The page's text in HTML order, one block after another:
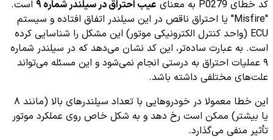
کد خطای P0279 به معنای عیب احتراق در سیلندر شماره ۹
است.
"Misfire" یا احتراق ناقص در این سیلندر اتفاق افتاده و سیستم
ECU (واحد کنترل الکترونیکی موتور) این مشکل را شناسایی کرده
است. به عبارت ساده‌تر، این کد نشان می‌دهد که در سیلندر شماره
۹ عملیات احتراق به درستی انجام نمی‌شود و این مسئله می‌تواند
علت‌های مختلفی داشته باشد.
این خطا معمولا در خودروهایی با تعداد سیلندرهای بالا (مانند ۸
یا بیشتر) ممکن است رخ دهد و به شکل خاص روی عملکرد موتور
تأثیر منفی می‌گذارد.